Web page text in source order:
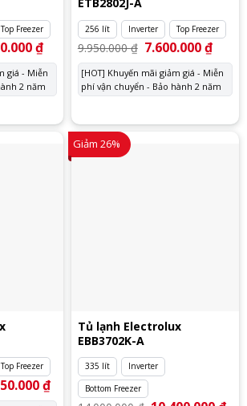
Top Freezer
₫.
₫Giá
tại
là:
7.900.000 ₫.
giá - Miễn
2 năm
256 lít Inverter Top Freezer
9.950.000₫ Giá
gốc
là:
9.950.000 ₫.
7.600.000₫Giá
tại
là:
[HOT] Khuyến mãi giảm giá - Miễn
phí vận chuyển - Bảo hành 2 năm
Top Freezer
₫Giá
Giảm 26%
Tủ lạnh Electrolux
EBB3702K-A
335 lít
Inverter
Bottom Freezer